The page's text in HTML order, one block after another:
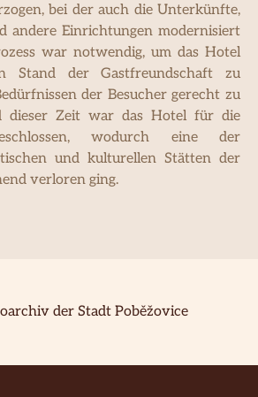
bei der auch die Unterkünfte,
andere Einrichtungen modernisiert
war notwendig, um das Hotel
Stand der Gastfreundschaft zu
der Besucher gerecht zu
dieser Zeit war das Hotel für die
wodurch eine der
und kulturellen Stätten der
verloren ging.
der Stadt Poběžovice